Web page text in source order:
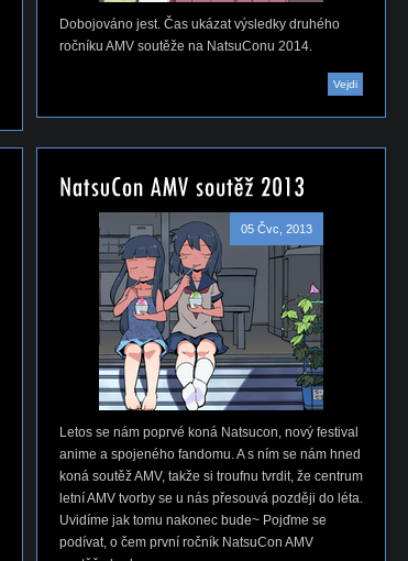
Dobojováno jest. Čas ukázat výsledky druhého
ročníku AMV soutěže na NatsuConu 2014.
Vejdi
05 Čvc, 2013
Letos se nám poprvé koná Natsucon, nový festival
anime a spojeného fandomu. A s ním se nám hned
koná soutěž AMV, takže si troufnu tvrdit, že centrum
letní AMV tvorby se u nás přesouvá později do léta.
Uvidíme jak tomu nakonec bude~ Pojďme se
podívat, o čem první ročník NatsuCon AMV